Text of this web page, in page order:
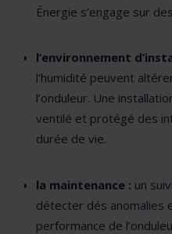
Énergie s’engage sur
l’environnement
l’humidité peuvent
l’onduleur. Une
ventilé et protégé des
durée de vie.
la maintenance : un
détecter dés anomalies
performance de